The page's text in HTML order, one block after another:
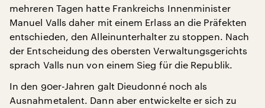
mehreren Tagen hatte Frankreichs Innenminister
Manuel Valls daher mit einem Erlass an die Präfekten
entschieden, den Alleinunterhalter zu stoppen. Nach
der Entscheidung des obersten Verwaltungsgerichts
sprach Valls nun von einem Sieg für die Republik.
In den 90er-Jahren galt Dieudonné noch als
Ausnahmetalent. Dann aber entwickelte er sich zu